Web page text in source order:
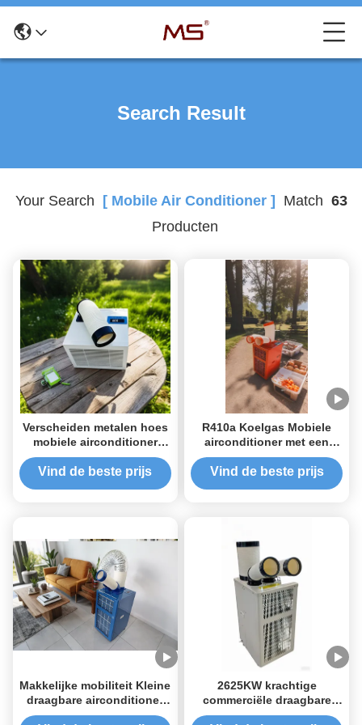
Search Result
Your Search [ Mobile Air Conditioner ] Match 63
Producten
Verscheiden metalen hoes
mobiele airconditioner
poedercoating drainage
vrij
Vind de beste prijs
R410a Koelgas Mobiele
airconditioner met een
enkele slang
Vind de beste prijs
Makkelijke mobiliteit Kleine
draagbare airconditioner
poedercoating 680kw
2625KW krachtige
commerciële draagbare
airconditioner mini ac unit